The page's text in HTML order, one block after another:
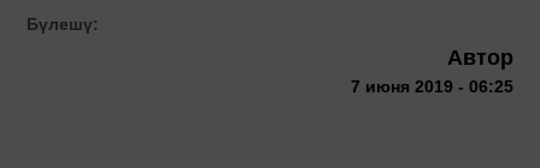
Бүлешү:
Автор
7 июня 2019 - 06:25